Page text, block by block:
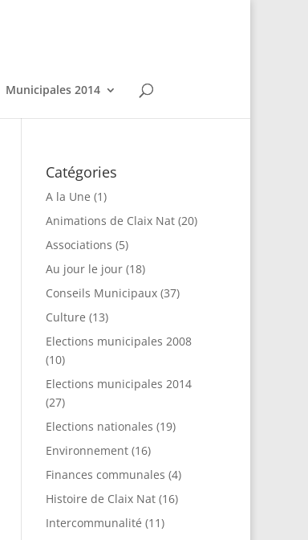
Municipales 2014
Catégories
A la Une (1)
Animations de Claix Nat(20)
Associations (5)
Au jour le jour(18)
Conseils Municipaux(37)
Culture (13)
Elections municipales 2008
(10)
Elections municipales 2014
(27)
Elections nationales (19)
Environnement(16)
Finances communales (4)
Histoire de Claix Nat(16)
Intercommunalité (11)